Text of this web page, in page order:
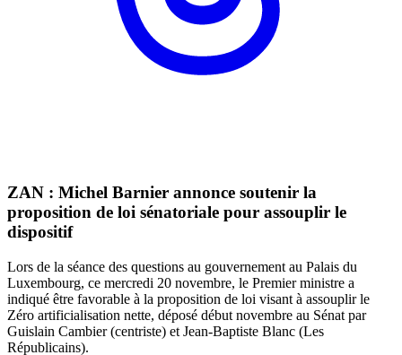
ZAN : Michel Barnier annonce soutenir la
proposition de loi sénatoriale pour assouplir le
dispositif
Lors de la séance des questions au gouvernement au Palais du
Luxembourg, ce mercredi 20 novembre, le Premier ministre a
indiqué être favorable à la proposition de loi visant à assouplir le
Zéro artificialisation nette, déposé début novembre au Sénat par
Guislain Cambier (centriste) et Jean-Baptiste Blanc (Les
Républicains).